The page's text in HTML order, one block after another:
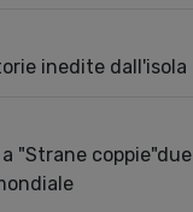
inedite dall'isola
"Strane coppie"due